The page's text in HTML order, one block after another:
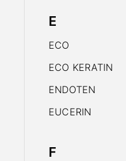
E
ECO
ECO KERATIN
ENDOTEN
EUCERIN
F